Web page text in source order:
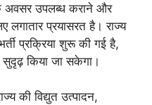
अवसर उपलब्ध कराने और
लगातार प्रयासरत है। राज्य
प्रक्रिया शुरू की गई है,
किया जा सकेगा।
की विद्युत उत्पादन,